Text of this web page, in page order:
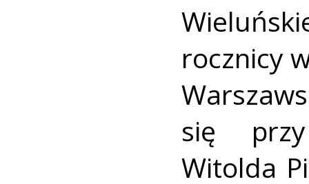
rocznicy
się
Witolda